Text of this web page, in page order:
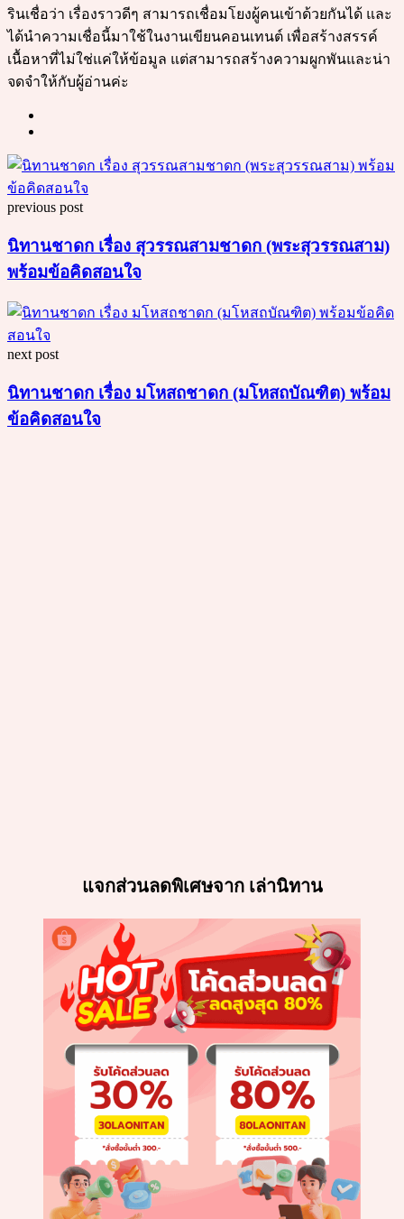
รินเชื่อว่า เรื่องราวดีๆ สามารถเชื่อมโยงผู้คนเข้าด้วยกันได้ และ
ได้นำความเชื่อนี้มาใช้ในงานเขียนคอนเทนต์ เพื่อสร้างสรรค์
เนื้อหาที่ไม่ใช่แค่ให้ข้อมูล แต่สามารถสร้างความผูกพันและน่า
จดจำให้กับผู้อ่านค่ะ
Post
navigation
previous post
นิทานชาดก เรื่อง สุวรรณสามชาดก (พระสุวรรณสาม)
พร้อมข้อคิดสอนใจ
next post
นิทานชาดก เรื่อง มโหสถชาดก (มโหสถบัณฑิต) พร้อม
ข้อคิดสอนใจ
แจกส่วนลดพิเศษจาก เล่านิทาน